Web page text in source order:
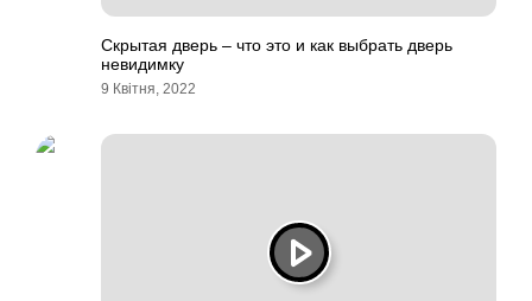
Скрытая дверь – что это и как выбрать дверь
невидимку
9 Квітня, 2022